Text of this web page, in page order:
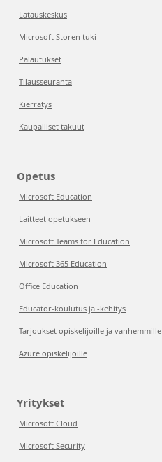
Latauskeskus
Microsoft Storen tuki
Palautukset
Tilausseuranta
Kierrätys
Kaupalliset takuut
Opetus
Microsoft Education
Laitteet opetukseen
Microsoft Teams for Education
Microsoft 365 Education
Office Education
Educator-koulutus ja -kehitys
Tarjoukset opiskelijoille ja vanhemmille
Azure opiskelijoille
Yritykset
Microsoft Cloud
Microsoft Security